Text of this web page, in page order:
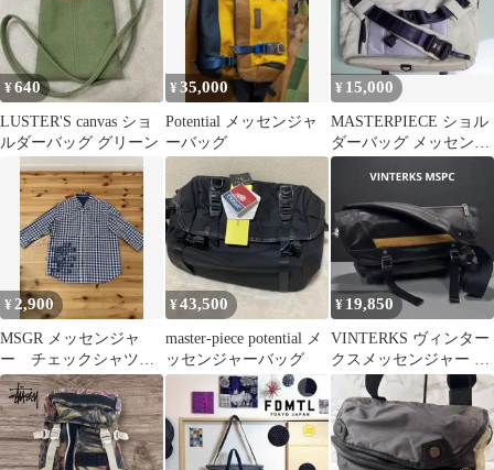
222102-p Ripe メッセン
ジャーバッグ
¥640
LUSTER'S canvas ショ
ルダーバッグ グリーン
¥35,000
Potential メッセンジャ
ーバッグ
¥ 15,000
MASTERPIECE ショル
ダーバッグ メッセンジ
ャーバッグ
¥2,900
MSGR メッセンジャ
ー チェックシャツ
マスターピース ハイ
ドアンドシーク S
¥43,500
master-piece potential メ
ッセンジャーバッグ
¥ 19,850
VINTERKS ヴィンター
クスメッセンジャー 黒
レザー 本革 マスターピ
ース